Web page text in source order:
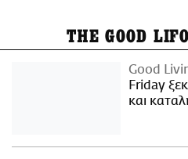
THE GOOD LIFO
Good
Friday
και